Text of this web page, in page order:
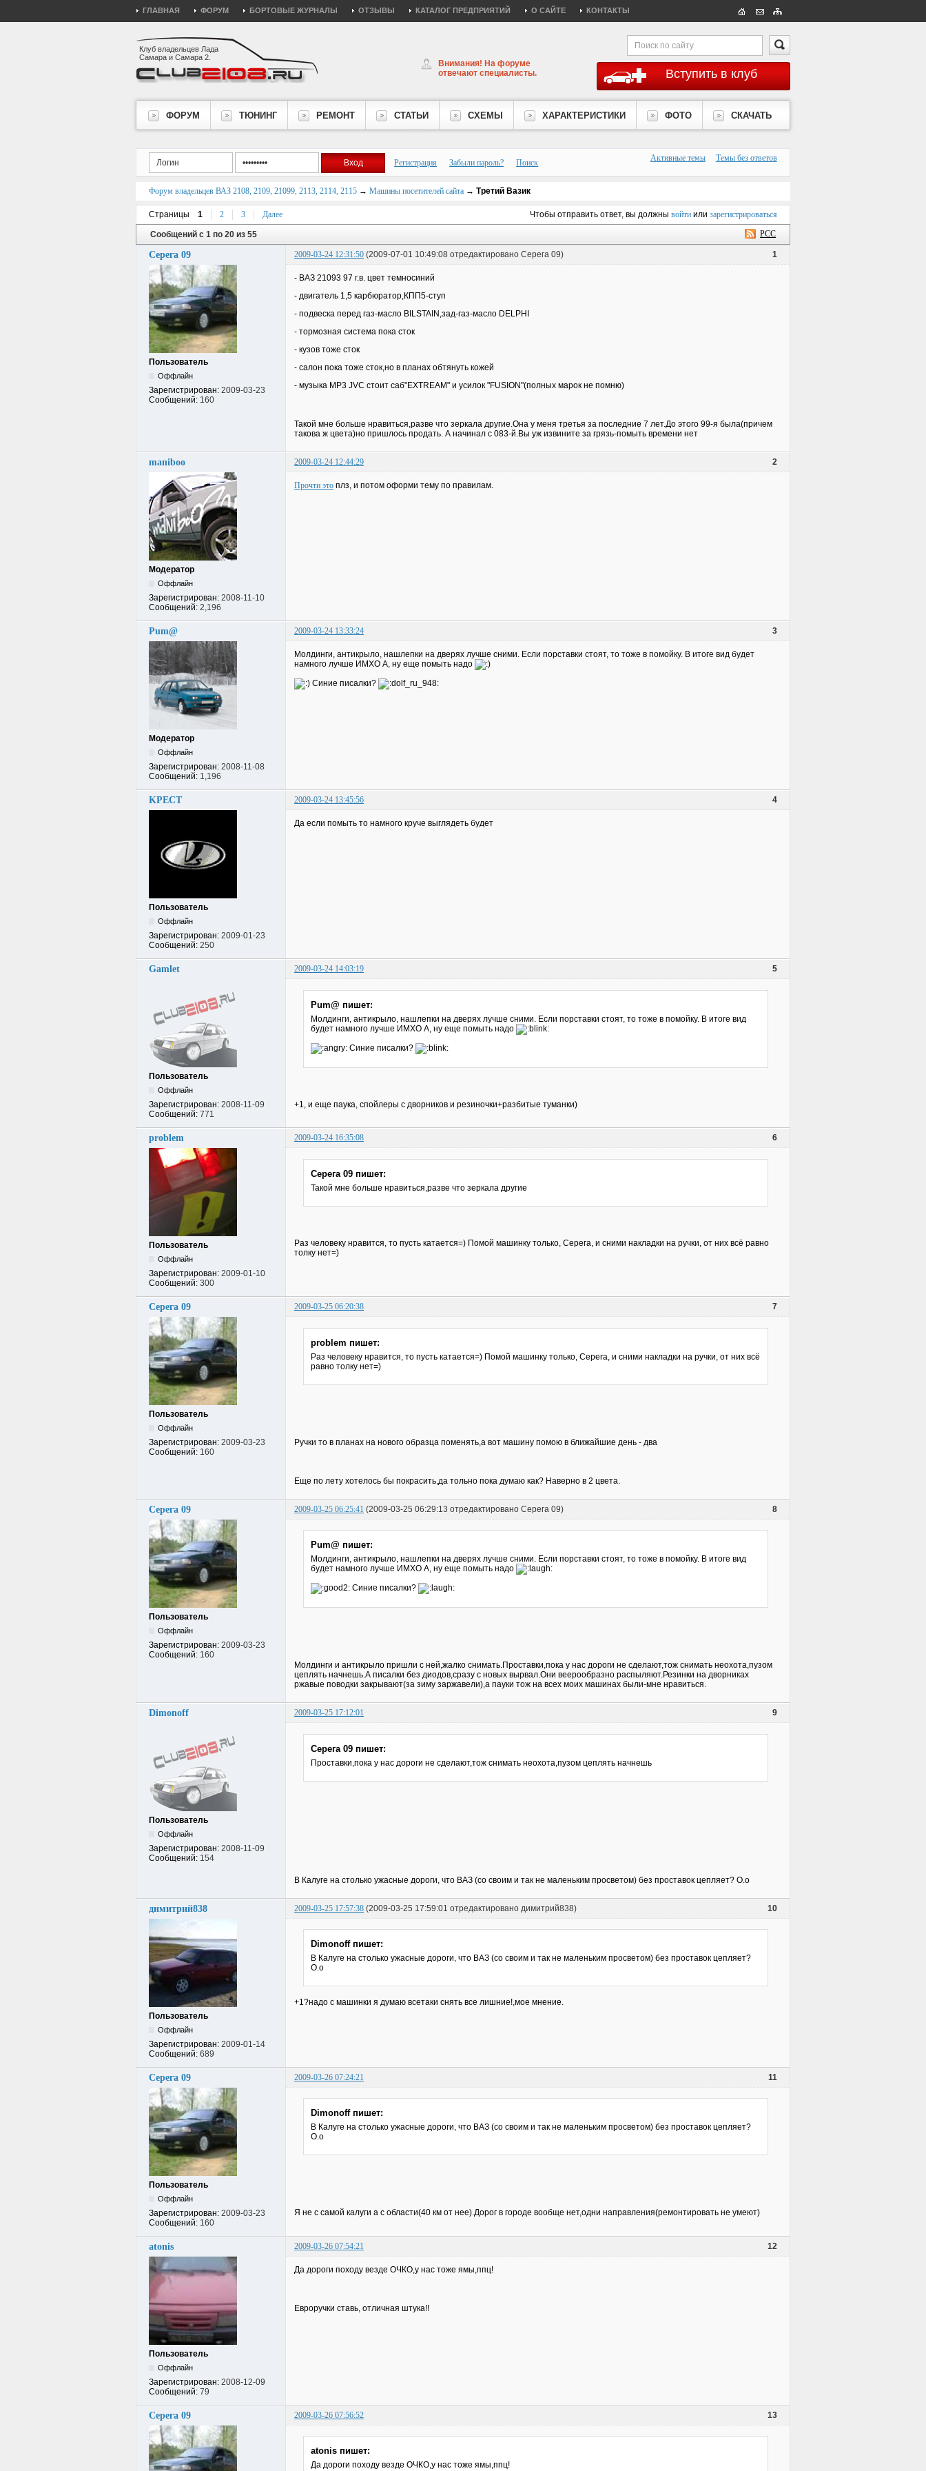
ГЛАВНАЯ ФОРУМ БОРТОВЫЕ ЖУРНАЛЫ ОТЗЫВЫ КАТАЛОГ ПРЕДПРИЯТИЙ О САЙТЕ КОНТАКТЫ
Клуб владельцев Лада
Самара и Самара 2.
Вступить в клуб
Внимания! На форуме
отвечают специалисты.
ФОРУМ ТЮНИНГ РЕМОНТ СТАТЬИ СХЕМЫ ХАРАКТЕРИСТИКИ ФОТО СКАЧАТЬ
Регистрация Забыли пароль? Поиск Активные темы Темы без ответов
Форум владельцев ВАЗ 2108, 2109, 21099, 2113, 2114, 2115 → Машины посетителей сайта → Третий Вазик
Страницы 1 2 3 Далее Чтобы отправить ответ, вы должны войтиили зарегистрироваться
РСС
Сообщений с 1 по 20 из 55
1
Серега 09 2009-03-24 12:31:50 (2009-07-01 10:49:08 отредактировано Серега 09)
Пользователь
Оффлайн
Зарегистрирован: 2009-03-23
Сообщений: 160
- ВАЗ 21093 97 г.в. цвет темносиний
- двигатель 1,5 карбюратор,КПП5-ступ
- подвеска перед газ-масло BILSTAIN,зад-газ-масло DELPHI
- тормозная система пока сток
- кузов тоже сток
- салон пока тоже сток,но в планах обтянуть кожей
- музыка MP3 JVC стоит саб"EXTREAM" и усилок "FUSION"(полных марок не помню)
Такой мне больше нравиться,разве что зеркала другие.Она у меня третья за последние 7 лет.До этого 99-я была(причем
такова ж цвета)но пришлось продать. А начинал с 083-й.Вы уж извините за грязь-помыть времени нет
2
maniboo 2009-03-24 12:44:29
Модератор
Оффлайн
Зарегистрирован: 2008-11-10
Сообщений: 2,196
Прочти это плз, и потом оформи тему по правилам.
3
Pum@ 2009-03-24 13:33:24
Модератор
Оффлайн
Зарегистрирован: 2008-11-08
Сообщений: 1,196
Молдинги, антикрыло, нашлепки на дверях лучше сними. Если порставки стоят, то тоже в помойку. В итоге вид будет
намного лучше ИМХО А, ну еще помыть надо
Синие писалки?
4
KPECT 2009-03-24 13:45:56
Пользователь
Оффлайн
Зарегистрирован: 2009-01-23
Сообщений: 250
Да если помыть то намного круче выглядеть будет
5
Gamlet 2009-03-24 14:03:19
Пользователь
Оффлайн
Зарегистрирован: 2008-11-09
Сообщений: 771
Pum@ пишет:
Молдинги, антикрыло, нашлепки на дверях лучше сними. Если порставки стоят, то тоже в помойку. В итоге вид
будет намного лучше ИМХО А, ну еще помыть надо
Синие писалки?
+1, и еще паука, спойлеры с дворников и резиночки+разбитые туманки)
6
problem 2009-03-24 16:35:08
Пользователь
Оффлайн
Зарегистрирован: 2009-01-10
Сообщений: 300
Серега 09 пишет:
Такой мне больше нравиться,разве что зеркала другие
Раз человеку нравится, то пусть катается=) Помой машинку только, Серега, и сними накладки на ручки, от них всё равно
толку нет=)
7
Серега 09 2009-03-25 06:20:38
Пользователь
Оффлайн
Зарегистрирован: 2009-03-23
Сообщений: 160
problem пишет:
Раз человеку нравится, то пусть катается=) Помой машинку только, Серега, и сними накладки на ручки, от них всё
равно толку нет=)
Ручки то в планах на нового образца поменять,а вот машину помою в ближайшие день - два
Еще по лету хотелось бы покрасить,да тольно пока думаю как? Наверно в 2 цвета.
8
Серега 09 2009-03-25 06:25:41 (2009-03-25 06:29:13 отредактировано Серега 09)
Пользователь
Оффлайн
Зарегистрирован: 2009-03-23
Сообщений: 160
Pum@ пишет:
Молдинги, антикрыло, нашлепки на дверях лучше сними. Если порставки стоят, то тоже в помойку. В итоге вид
будет намного лучше ИМХО А, ну еще помыть надо
Синие писалки?
Молдинги и антикрыло пришли с ней,жалко снимать.Проставки,пока у нас дороги не сделают,тож снимать неохота,пузом
цеплять начнешь.А писалки без диодов,сразу с новых вырвал.Они веерообразно распыляют.Резинки на дворниках
ржавые поводки закрывают(за зиму заржавели),а пауки тож на всех моих машинах были-мне нравиться.
9
Dimonoff 2009-03-25 17:12:01
Пользователь
Оффлайн
Зарегистрирован: 2008-11-09
Сообщений: 154
Серега 09 пишет:
Проставки,пока у нас дороги не сделают,тож снимать неохота,пузом цеплять начнешь
В Калуге на столько ужасные дороги, что ВАЗ (со своим и так не маленьким просветом) без проставок цепляет? О.о
10
димитрий838 2009-03-25 17:57:38 (2009-03-25 17:59:01 отредактировано димитрий838)
Пользователь
Оффлайн
Зарегистрирован: 2009-01-14
Сообщений: 689
Dimonoff пишет:
В Калуге на столько ужасные дороги, что ВАЗ (со своим и так не маленьким просветом) без проставок цепляет?
О.о
+1?надо с машинки я думаю всетаки снять все лишние!,мое мнение.
11
Серега 09 2009-03-26 07:24:21
Пользователь
Оффлайн
Зарегистрирован: 2009-03-23
Сообщений: 160
Dimonoff пишет:
В Калуге на столько ужасные дороги, что ВАЗ (со своим и так не маленьким просветом) без проставок цепляет?
О.о
Я не с самой калуги а с области(40 км от нее).Дорог в городе вообще нет,одни направления(ремонтировать не умеют)
12
atonis 2009-03-26 07:54:21
Пользователь
Оффлайн
Зарегистрирован: 2008-12-09
Сообщений: 79
Да дороги походу везде ОЧКО,у нас тоже ямы,ппц!
Евроручки ставь, отличная штука!!
13
Серега 09 2009-03-26 07:56:52
atonis пишет:
Да дороги походу везде ОЧКО,у нас тоже ямы,ппц!